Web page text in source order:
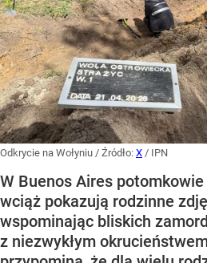
Odkrycie na Wołyniu / Źródło: X / IPN
W Buenos Aires
wciąż pokazują rodzinne
wspominając bliskich
z niezwykłym